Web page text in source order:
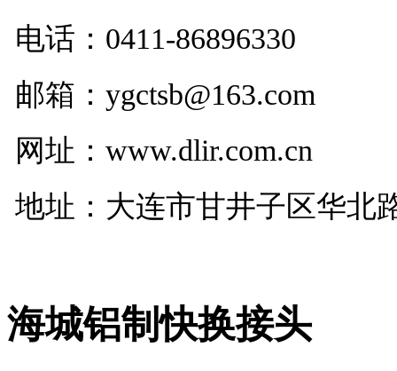
电话： 0411-86896330
邮箱：ygctsb@163.com
网址：www.dlir.com.cn
地址：大连市甘井子区华北
海城铝制快换接头